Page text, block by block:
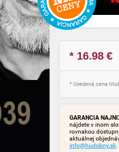
* 16.98 €
* Uvedená cena
GARANCIA
nájdete v inom
rovnakou
aktuálnej
info@hudobny.sk